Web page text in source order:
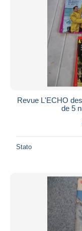
Revue L'ECHO
de 5
Stato